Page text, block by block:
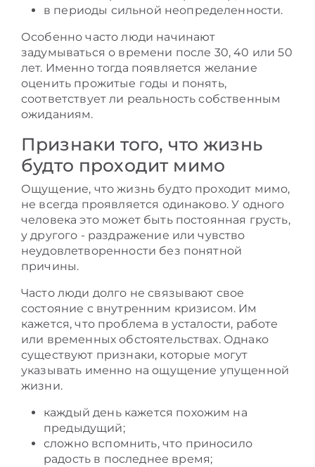
в периоды сильной неопределенности.
Особенно часто люди начинают
задумываться о времени после 30, 40 или 50
лет. Именно тогда появляется желание
оценить прожитые годы и понять,
соответствует ли реальность собственным
ожиданиям.
Признаки того, что жизнь
будто проходит мимо
Ощущение, что жизнь будто проходит мимо,
не всегда проявляется одинаково. У одного
человека это может быть постоянная грусть,
у другого - раздражение или чувство
неудовлетворенности без понятной
причины.
Часто люди долго не связывают свое
состояние с внутренним кризисом. Им
кажется, что проблема в усталости, работе
или временных обстоятельствах. Однако
существуют признаки, которые могут
указывать именно на ощущение упущенной
жизни.
каждый день кажется похожим на
предыдущий;
сложно вспомнить, что приносило
радость в последнее время;